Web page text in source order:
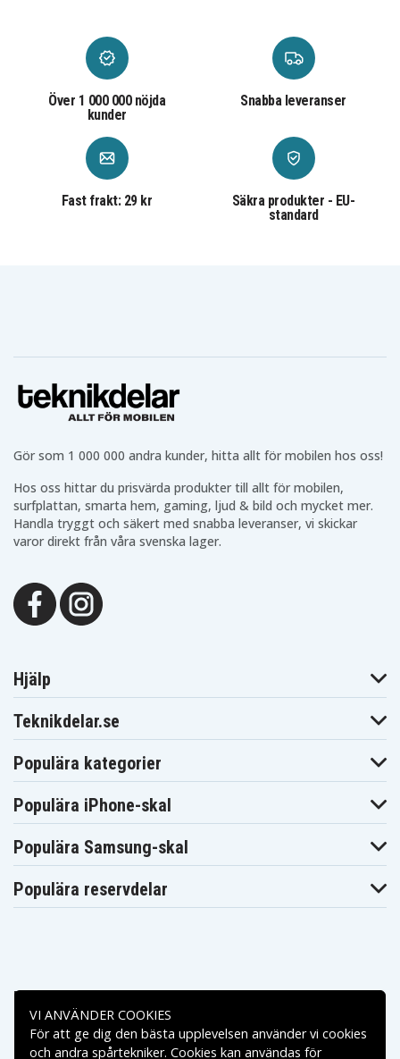
Över 1 000 000 nöjda
kunder
Snabba leveranser
Fast frakt: 29 kr
Säkra produkter - EU-
standard
Gör som 1 000 000 andra kunder, hitta allt för mobilen hos oss!
Hos oss hittar du prisvärda produkter till allt för mobilen,
surfplattan, smarta hem, gaming, ljud & bild och mycket mer.
Handla tryggt och säkert med snabba leveranser, vi skickar
varor direkt från våra svenska lager.
Hjälp
Teknikdelar.se
Populära kategorier
Populära iPhone-skal
Populära Samsung-skal
Populära reservdelar
Betalningsalternativ
Leveransalternativ
VI ANVÄNDER COOKIES
För att ge dig den bästa upplevelsen använder vi cookies
och andra spårtekniker. Cookies kan användas för